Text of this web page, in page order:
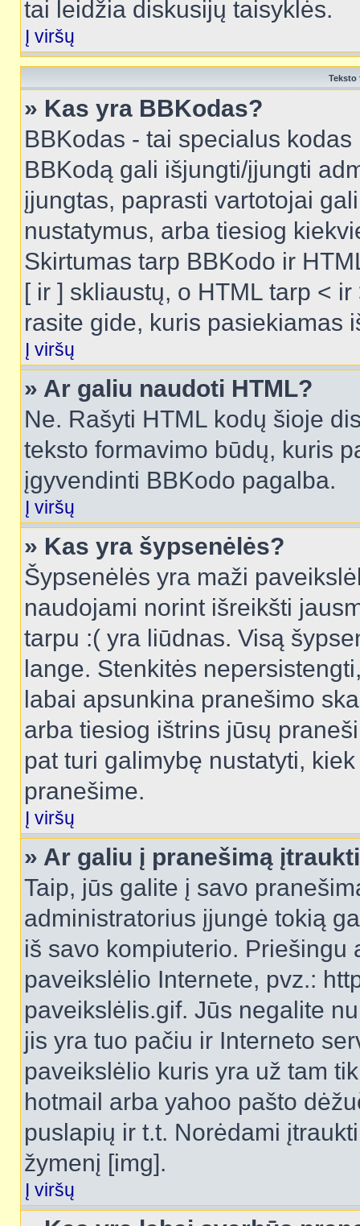
tai leidžia diskusijų taisyklės.
Į viršų
Teksto
» Kas yra BBKodas?
BBKodas - tai specialus
BBKodą gali išjungti/įjungti
įjungtas, paprasti vartotojai
nustatymus, arba tiesiog
Skirtumas tarp BBKodo ir
[ ir ] skliaustų, o HTML tarp <
rasite gide, kuris pasiekiamas
Į viršų
» Ar galiu naudoti HTML?
Ne. Rašyti HTML kodų šioje
teksto formavimo būdų, kuris
įgyvendinti BBKodo pagalba.
Į viršų
» Kas yra šypsenėlės?
Šypsenėlės yra maži
naudojami norint išreikšti
tarpu :( yra liūdnas. Visą
lange. Stenkitės
labai apsunkina pranešimo
arba tiesiog ištrins jūsų
pat turi galimybę nustatyti,
pranešime.
Į viršų
» Ar galiu į pranešimą
Taip, jūs galite į savo
administratorius įjungė tokią
iš savo kompiuterio.
paveikslėlio Internete, pvz.:
paveikslėlis.gif. Jūs negalite
jis yra tuo pačiu ir Interneto
paveikslėlio kuris yra už tam
hotmail arba yahoo pašto
puslapių ir t.t. Norėdami
žymenį [img].
Į viršų